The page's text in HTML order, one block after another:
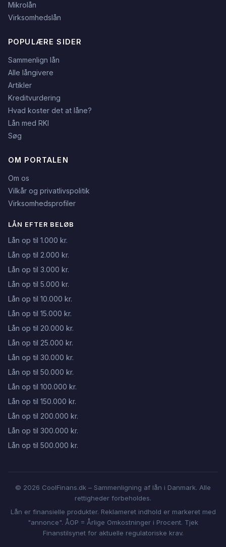
Mikrolån
Virksomhedslån
POPULÆRE SIDER
Sammenlign lån
Alle långivere
Artikler
Kreditvurdering
Hvad koster det at låne?
Lån med RKI
Søg
OM PORTALEN
Om os
Vilkår og privatlivspolitik
Virksomhedsprofiler
LÅN EFTER BELØB
Lån op til 1.000 kr.
Lån op til 2.000 kr.
Lån op til 3.000 kr.
Lån op til 5.000 kr.
Lån op til 10.000 kr.
Lån op til 15.000 kr.
Lån op til 20.000 kr.
Lån op til 25.000 kr.
Lån op til 30.000 kr.
Lån op til 50.000 kr.
Lån op til 100.000 kr.
Lån op til 150.000 kr.
Lån op til 200.000 kr.
Lån op til 300.000 kr.
Lån op til 500.000 kr.
© 2026 CoolFinans.dk – Sammenligning af lån i Danmark. Alle
rettigheder forbeholdes.
Lån er finansielle produkter. Reklameret indhold er markeret med
"annonce". ÅOP = Årlige Omkostninger i Procent. Tjek
Finanstilsynet for aktuelle regulatoriske krav.